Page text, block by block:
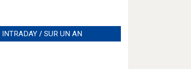
INTRADAY /SUR UN AN